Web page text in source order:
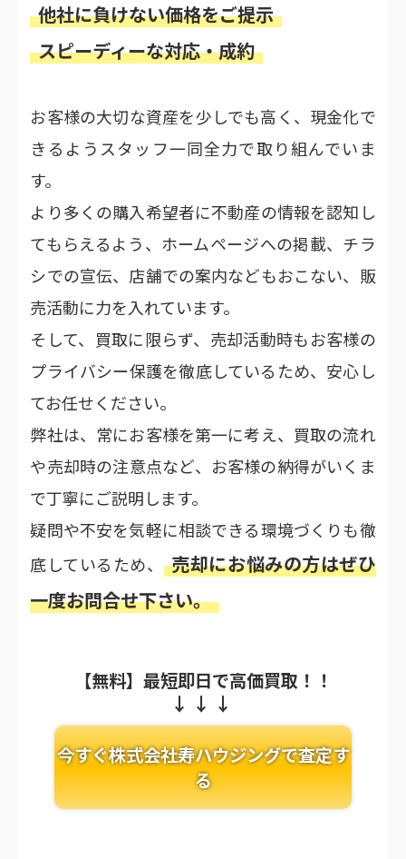
他社に負けない価格をご提示
スピーディーな対応・成約
お客様の大切な資産を少しでも高く、現金化で
きるようスタッフ一同全力で取り組んでいま
す。
より多くの購入希望者に不動産の情報を認知し
てもらえるよう、ホームページへの掲載、チラ
シでの宣伝、店舗での案内などもおこない、販
売活動に力を入れています。
そして、買取に限らず、売却活動時もお客様の
プライバシー保護を徹底しているため、安心し
てお任せください。
弊社は、常にお客様を第一に考え、買取の流れ
や売却時の注意点など、お客様の納得がいくま
で丁寧にご説明します。
疑問や不安を気軽に相談できる環境づくりも徹
底しているため、
売却にお悩みの方はぜひ
一度お問合せ下さい。
【無料】最短即日で高価買取！！
今すぐ株式会社寿ハウジングで査定す
る